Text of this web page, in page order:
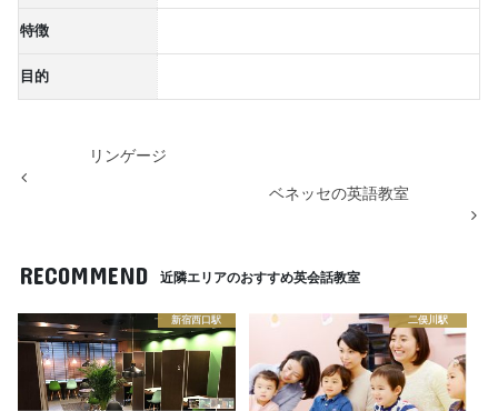
特徴
目的
リンゲージ
ベネッセの英語教室
RECOMMEND 近隣エリアのおすすめ英会話教室
新宿西口駅 二俣川駅